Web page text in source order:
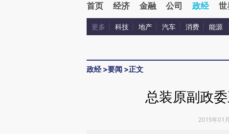
首页 经济 金融 公司 政经 世
更多 科技 地产 汽车 消费 能源
政经>要闻 >正文
总装原副政
2015年01